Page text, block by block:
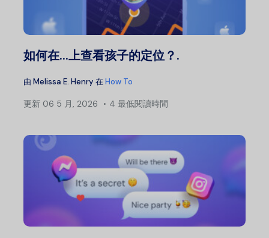
如何在...上查看孩子的定位？.
由 Melissa E. Henry 在How To
更新 06 5 月, 2026 4 最低閱讀時間